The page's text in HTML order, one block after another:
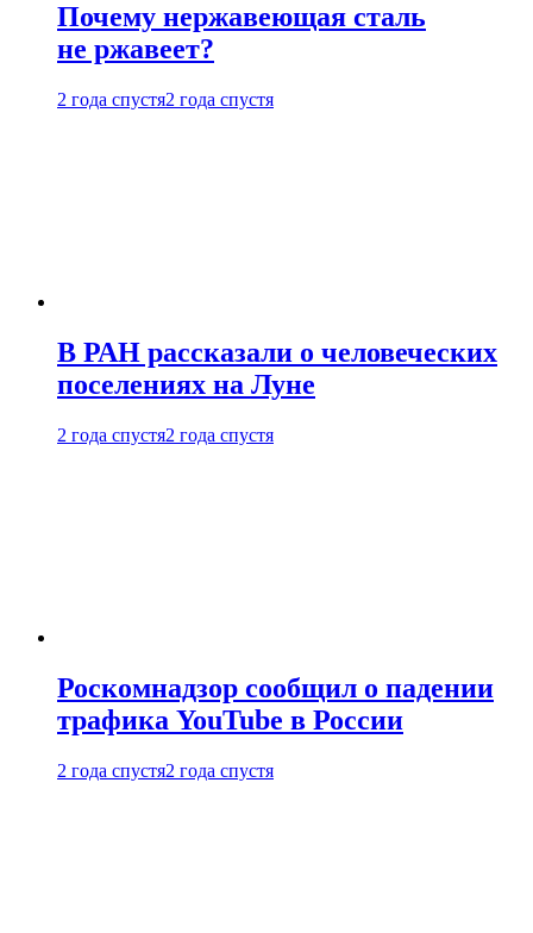
Почему нержавеющая сталь
не ржавеет?
2 года спустя2 года спустя
В РАН рассказали о человеческих
поселениях на Луне
2 года спустя2 года спустя
Роскомнадзор сообщил о падении
трафика YouTube в России
2 года спустя2 года спустя